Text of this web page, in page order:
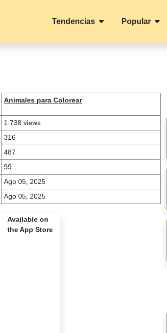
Tendencias Popular
Animales para Colorear
1.738 views
316
487
99
Ago 05, 2025
Ago 05, 2025
Available on
the App Store